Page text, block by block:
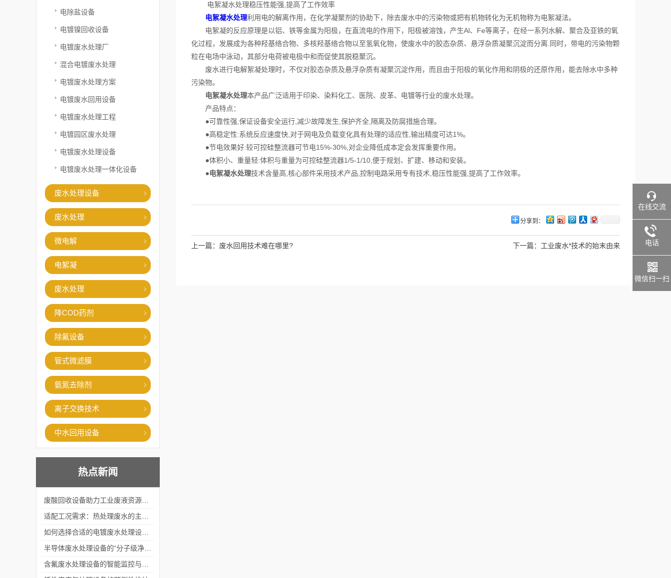
电除盐设备
电镀镍回收设备
电镀废水处理厂
混合电镀废水处理
电镀废水处理方案
电镀废水回用设备
电镀废水处理工程
电镀园区废水处理
电镀废水处理设备
电镀废水处理一体化设备
废水处理设备
废水处理
微电解
电絮凝
废水处理
降COD药剂
除氟设备
管式微滤膜
氨氮去除剂
离子交换技术
中水回用设备
热点新闻
电絮凝水处理稳压性能强,提高了工作效率
电絮凝水处理利用电的解离作用，在化学凝聚剂的协助下，除去废水中的污染物或把有机物转化为无机物称为电絮凝法。
电絮凝的反应原理是以铝、铁等金属为阳极，在直流电的作用下，阳极被溶蚀，产生Al、Fe等离子，在经一系列水解、聚合及亚铁的氧
化过程，发展成为各种羟基络合物、多核羟基络合物以至氢氧化物，使废水中的胶态杂质、悬浮杂质凝聚沉淀而分离.同时，带电的污染物颗
粒在电场中泳动，其部分电荷被电极中和而促使其脱稳聚沉。
废水进行电解絮凝处理时，不仅对胶态杂质及悬浮杂质有凝聚沉淀作用，而且由于阳极的氧化作用和阴极的还原作用，能去除水中多种
污染物。
电絮凝水处理本产品广泛适用于印染、染料化工、医院、皮革、电镀等行业的废水处理。
产品特点：
●可靠性强,保证设备安全运行,减少故障发生,保护齐全,隔离及防腐措施合理。
●高稳定性:系统反应速度快,对于网电及负载变化具有处理的适应性,输出精度可达1%。
●节电效果好:较可控硅整流器可节电15%-30%,对企业降低成本定会发挥重要作用。
●体积小、重量轻:体积与重量为可控硅整流器1/5-1/10,便于规划、扩建、移动和安装。
●电絮凝水处理技术含量高,核心部件采用技术产品,控制电路采用专有技术,稳压性能强,提高了工作效率。
分享到：
上一篇： 废水回用技术难在哪里? 下一篇： 工业废水*技术的始末由来
在线交流
电话
微信扫一扫